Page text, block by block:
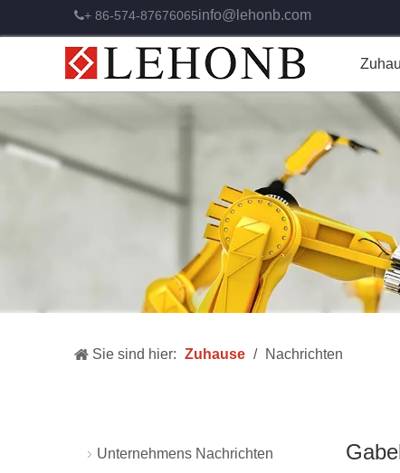
+ 86-574-87676065info@lehonb.com
Sie sind hier: Zuhause / Nachrichten
Unternehmens Nachrichten